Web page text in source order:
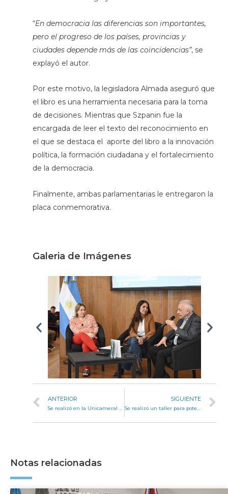
“En democracia las diferencias son importantes,
pero el progreso de los países, provincias y
ciudades depende más de las coincidencias”, se
explayó el autor.
Por este motivo, la legisladora Almada aseguró que
el libro es una herramienta necesaria para la toma
de decisiones. Mientras que Szpanin fue la
encargada de leer el texto del reconocimiento en
el que se destaca el aporte del libro a la innovación
política, la formación ciudadana y el fortalecimiento
de la democracia.
Finalmente, ambas parlamentarias le entregaron la
placa conmemorativa.
Galeria de Imágenes
ANTERIOR SIGUIENTE
Notas relacionadas